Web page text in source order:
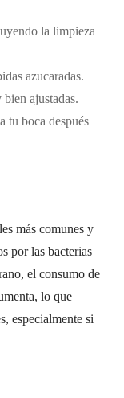
la limpieza
azucaradas.
ajustadas.
tu boca después
más comunes y
por las bacterias
el consumo de
lo que
especialmente si